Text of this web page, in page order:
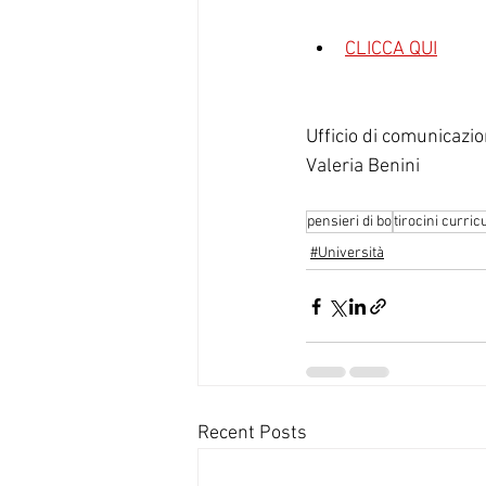
CLICCA QUI
Ufficio di
Valeria Benini
pensieri di botirocini
#Università
Recent Posts